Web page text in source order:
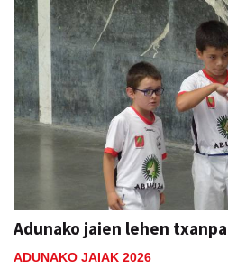
Adunako jaien lehen
ADUNAKO JAIAK 2026